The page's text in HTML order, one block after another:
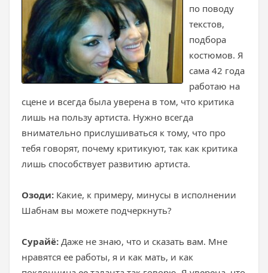
по поводу
текстов,
подбора
костюмов. Я
сама 42 года
работаю на
сцене и всегда была уверена в том, что критика
лишь на пользу артиста. Нужно всегда
внимательно прислушиваться к тому, что про
тебя говорят, почему критикуют, так как критика
лишь способствует развитию артиста.
Озоди: Какие, к примеру, минусы в исполнении
Шабнам вы можете подчеркнуть?
Сурайё: Даже не знаю, что и сказать вам. Мне
нравятся ее работы, я и как мать, и как